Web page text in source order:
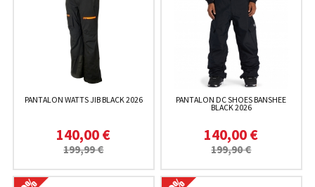
PANTALON WATTS JIB BLACK 2026
140,00 €
199,99 €
PANTALON DC SHOES BANSHEE
BLACK 2026
140,00 €
199,90 €